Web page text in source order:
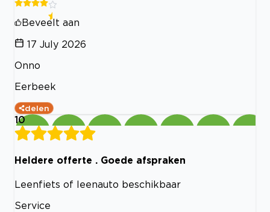
Beveelt aan
17 July 2026
Onno
Eerbeek
delen
10
Heldere offerte . Goede afspraken
Leenfiets of leenauto beschikbaar
Service